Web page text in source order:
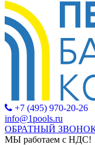
+7 (495) 970-20-26
info@1pools.ru
ОБРАТНЫЙ
МЫ работаем с НДС!